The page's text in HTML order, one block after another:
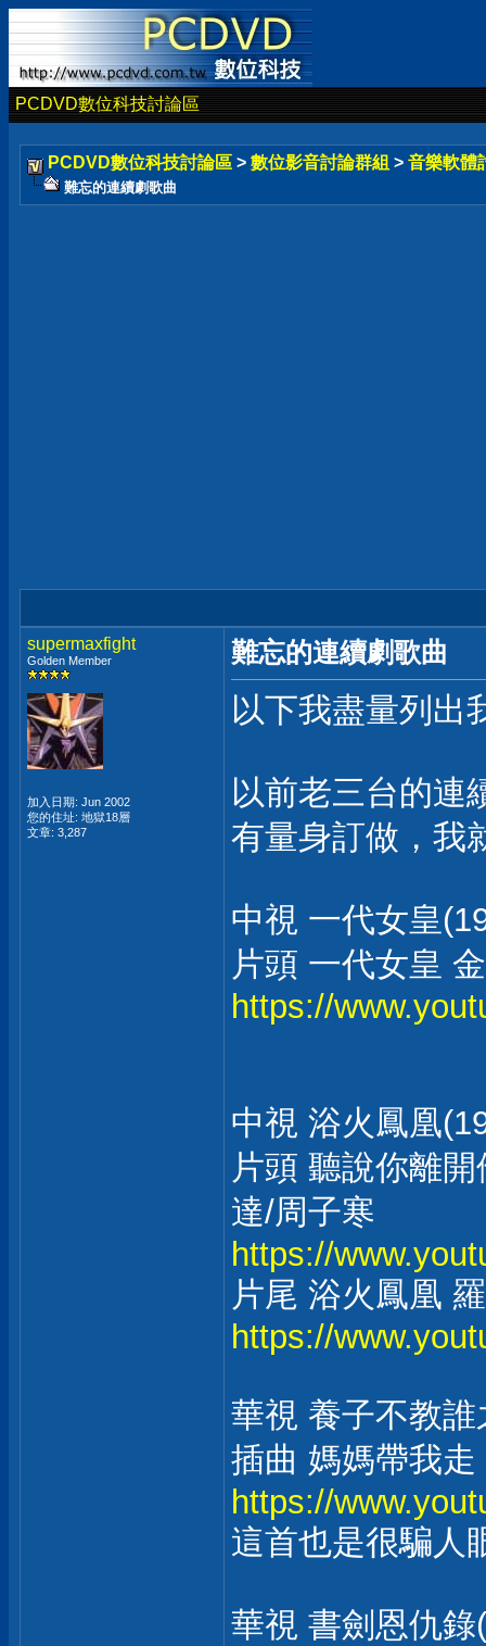
PCDVD數位科技討論區
PCDVD數位科技討論區 > 數位影音討論群組 > 音樂軟體
難忘的連續劇歌曲
supermaxfight
Golden Member
加入日期: Jun 2002
您的住址: 地獄18層
文章: 3,287
難忘的連續劇歌曲
以下我盡量列出
以前老三台的連
有量身訂做，我
中視 一代女皇
片頭 一代女皇
https://
中視 浴火鳳凰
片頭 聽說你離
達/周子寒
https://
片尾 浴火鳳凰
https://
華視 養子不教誰
插曲 媽媽帶我走
https://
這首也是很騙人
華視 書劍恩仇錄